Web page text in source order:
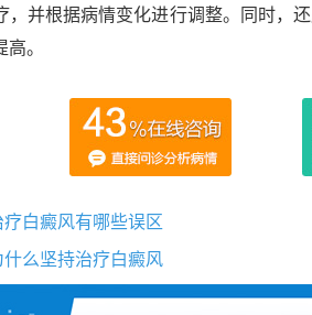
，并根据病情变化进行调整。同时，
。
疗白癜风有哪些误区
什么坚持治疗白癜风